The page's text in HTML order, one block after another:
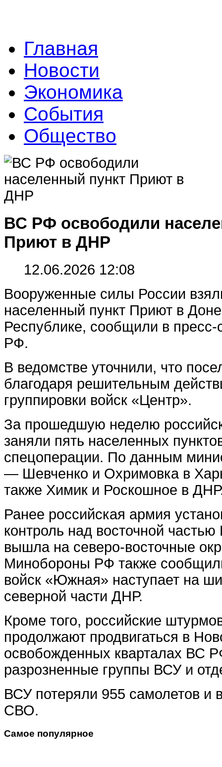
Главная
Новости
Экономика
События
Общество
ВС РФ освободили
Приют в ДНР
12.06.2026 12:08
Вооруженные силы России
населенный пункт Приют в
Республике, сообщили в
РФ.
В ведомстве уточнили, что
благодаря решительным
группировки войск «Центр».
За прошедшую неделю
заняли пять населенных
спецоперации. По данным
— Шевченко и Охримовка в
также Химик и Роскошное в
Ранее российская армия
контроль над восточной частью
вышла на северо-восточные
Минобороны РФ также
войск «Южная» наступает на
северной части ДНР.
Кроме того, российские
продолжают продвигаться в
освобожденных кварталах ВС
разрозненные группы ВСУ и
ВСУ потеряли 955 самолетов и
СВО.
Самое популярное